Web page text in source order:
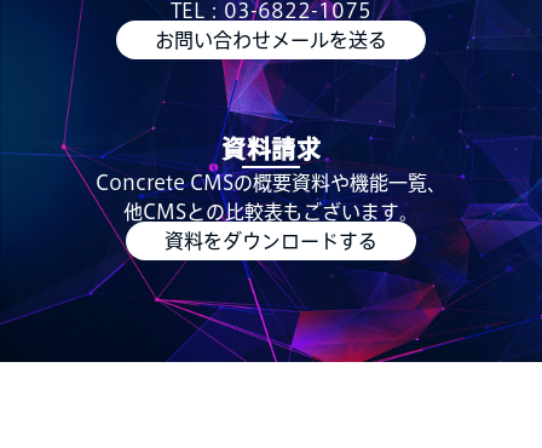
TEL：03-6822-1075
お問い合わせメールを送る
資料請求
Concrete CMSの概要資料や機能一覧、
他CMSとの比較表もございます。
資料をダウンロードする